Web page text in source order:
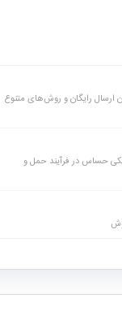
ارسال رایگان و روش‌های متنوع
حساس در فرآیند حمل و